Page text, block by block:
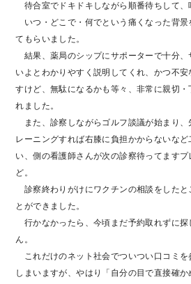
待合室でドキドキしながら順番待ちして、
いつ・どこで・何でという痛くなった背景
てもらいました。
結果、薬局のシップにサポーターで十分、
いよとわかりやすく説明してくれ、かつ不
すけど、無駄になるかも等々、非常に親切・
れました。
また、診察しながらゴルフ談議が始まり、
レーニングすれば右膝に負担かからないなど
い、側の看護師さんが次の診察待ってます
ど。
診察終わりがけにワクチンの相談をしたと
とができました。
行かなかったら、今頃まだ予約取れずに探
ん。
これだけのネット社会でついつい口コミを
しまいますが、やはり「自分の目で直接確